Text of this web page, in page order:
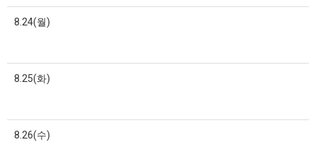
8.24(월)
8.25(화)
8.26(수)